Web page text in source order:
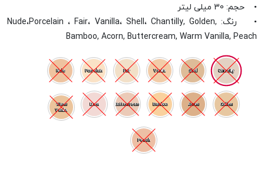
• حجم: 30 میلی لیتر
• رنگ: Nude،Porcelain ، Fair، Vanilla، Shell، Chantilly, Golden,
Bamboo, Acorn, Buttercream, Warm Vanilla, Peach
Chantilly
Shell
Vanilla
Fair
Porcelain
Nude
Golden
Acorn
Bamboo
Buttercream
Linen
Warm
Vanilla
Peach